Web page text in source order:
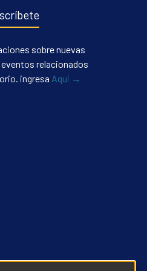
sobre nuevas
relacionados
ingresa Aqui →